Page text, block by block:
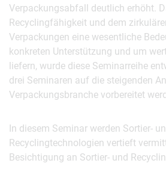
Verpackungsabfall deutlich erhöht.
Recyclingfähigkeit und dem
Verpackungen eine wesentliche
konkreten Unterstützung und um
liefern, wurde diese Seminarreihe
drei Seminaren auf die steigenden
Verpackungsbranche vorbereitet
In diesem Seminar werden Sortier-
Recyclingtechnologien vertieft
Besichtigung an Sortier- und